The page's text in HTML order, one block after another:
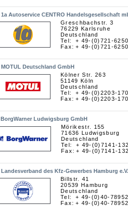
1a Autoservice CENTRO Handelsgesellschaft
Greschbachstr. 3
76229 Karlsruhe
Deutschland
Tel:
Fax:
+ 49-(0)721-
+ 49-(0)721-
MOTUL Deutschland GmbH
Kölner Str. 263
51149 Köln
Deutschland
Tel:
Fax:
+ 49-(0)2203-
+ 49-(0)2203-
BorgWarner Ludwigsburg GmbH
Mörikestr. 155
71636 Ludwigsburg
Deutschland
Tel:
Fax:
+ 49-(0)7141-
+ 49-(0)7141-
Landesverband des Kfz-Gewerbes Hamburg e.V.
Billstr. 41
20539 Hamburg
Deutschland
Tel:
Fax:
+ 49-(0)40-
+ 49-(0)40-